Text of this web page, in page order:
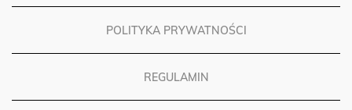
POLITYKA PRYWATNOŚCI
REGULAMIN